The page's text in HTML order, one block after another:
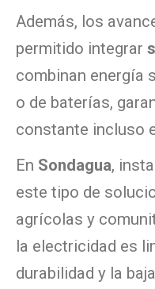
Además, los
permitido integrar
combinan energía
o de baterías,
constante incluso
En Sondagua,
este tipo de
agrícolas y
la electricidad es
durabilidad y la